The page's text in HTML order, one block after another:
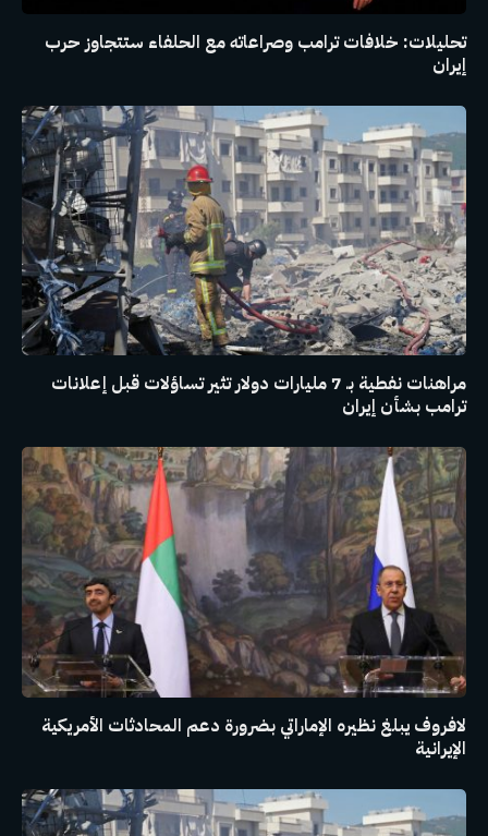
تحليلات: خلافات ترامب وصراعاته مع الحلفاء ستتجاوز حرب
إيران
مراهنات نفطية بـ 7 مليارات دولار تثير تساؤلات قبل إعلانات
ترامب بشأن إيران
لافروف يبلغ نظيره الإماراتي بضرورة دعم المحادثات الأمريكية
الإيرانية